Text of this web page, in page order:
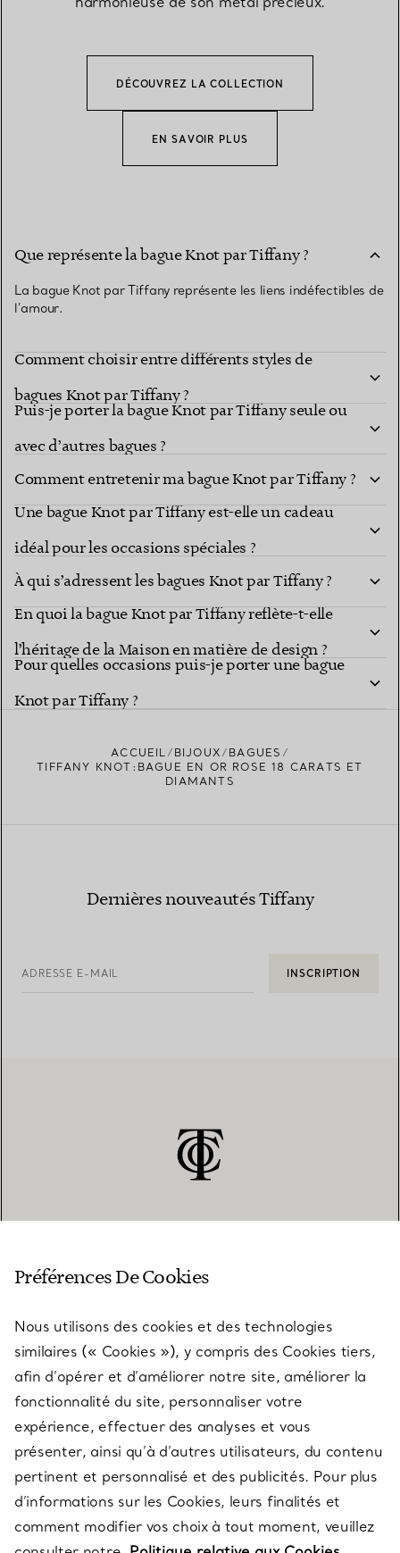
DÉCOUVREZ LA COLLECTION
EN SAVOIR PLUS
Que représente la bague Knot par Tiffany ?
La bague Knot par Tiffany représente les liens indéfectibles de
l’amour.
Comment choisir entre différents styles de
bagues Knot par Tiffany ?
Puis-je porter la bague Knot par Tiffany seule ou
avec d’autres bagues ?
Comment entretenir ma bague Knot par Tiffany ?
Une bague Knot par Tiffany est-elle un cadeau
idéal pour les occasions spéciales ?
À qui s’adressent les bagues Knot par Tiffany ?
En quoi la bague Knot par Tiffany reflète-t-elle
l’héritage de la Maison en matière de design ?
Pour quelles occasions puis-je porter une bague
Knot par Tiffany ?
ACCUEIL BIJOUX
BAGUES
TIFFANY KNOT:BAGUE EN OR ROSE 18 CARATS ET
DIAMANTS
Dernières nouveautés Tiffany
ADRESSE E-MAIL INSCRIPTION
SERVICES
À PROPOS
QUESTIONS LÉGALES
SUIVEZ-NOUS
Préférences De Cookies
Nous utilisons des cookies et des technologies
similaires (« Cookies »), y compris des Cookies tiers,
afin d’opérer et d’améliorer notre site, améliorer la
fonctionnalité du site, personnaliser votre
expérience, effectuer des analyses et vous
présenter, ainsi qu’à d’autres utilisateurs, du contenu
pertinent et personnalisé et des publicités. Pour plus
d’informations sur les Cookies, leurs finalités et
comment modifier vos choix à tout moment, veuillez